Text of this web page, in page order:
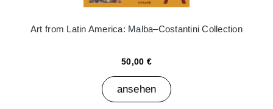
Art from Latin America: Malba–Costantini Collection
50,00 €
ansehen